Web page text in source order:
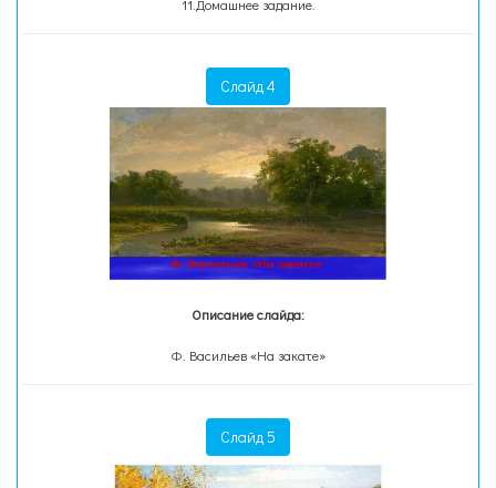
11.Домашнее задание.
Слайд 4
Описание слайда:
Ф. Васильев «На закате»
Слайд 5